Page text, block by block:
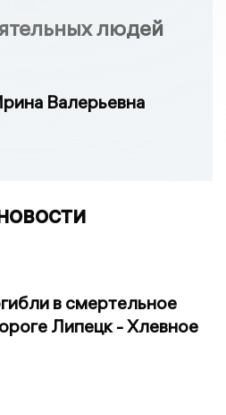
людей
Валерьевна
в смертельное
Липецк - Хлевное